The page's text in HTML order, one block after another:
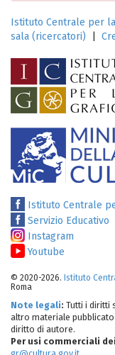
Istituto Centrale per
sala (ricercatori)
Istituto Centrale
Servizio Educativo
Instagram
Youtube
© 2020-2026. Istituto
Roma
Note legali: Tutti i diritti
altro materiale
diritto di autore.
Per usi commerciali